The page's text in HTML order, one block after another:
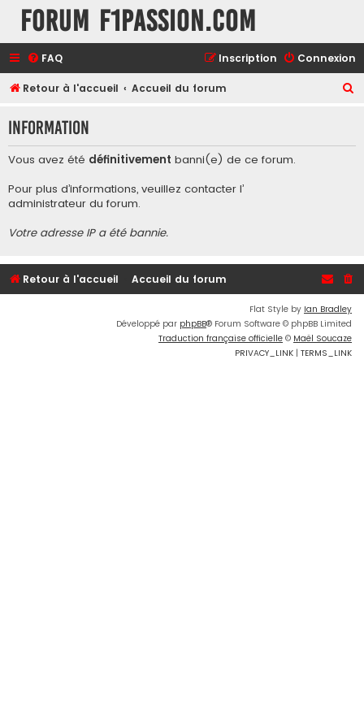
Forum F1Passion.com
FAQ Connexion
Inscription
Retour à l'accueil Accueil du forum
h
Information
Vous avez été définitivement banni(e) de ce forum.
Pour plus d’informations, veuillez contacter l’
administrateur du forum.
Votre adresse IP a été bannie.
Retour à l'accueil Accueil du forum
Flat Style by Ian Bradley
Développé par phpBB® Forum Software © phpBB Limited
Traduction française officielle © Maël Soucaze
PRIVACY_LINK | TERMS_LINK